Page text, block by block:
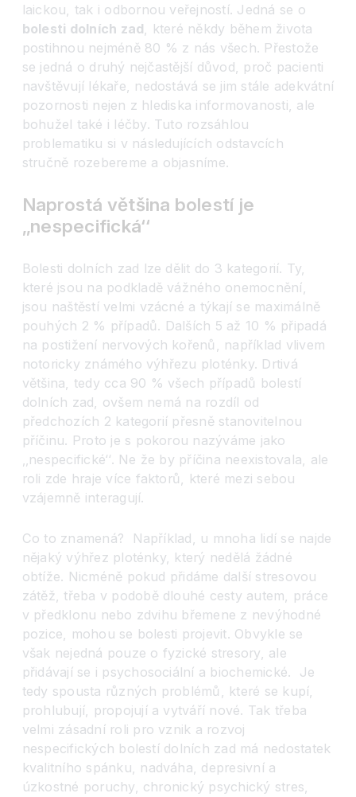
laickou, tak i odbornou veřejností. Jedná se o
bolesti dolních zad , které někdy během života
postihnou nejméně 80 % z nás všech. Přestože
se jedná o druhý nejčastější důvod, proč pacienti
navštěvují lékaře, nedostává se jim stále adekvátní
pozornosti nejen z hlediska informovanosti, ale
bohužel také i léčby. Tuto rozsáhlou
problematiku si v následujících odstavcích
stručně rozebereme a objasníme.
Naprostá většina bolestí je
‚‚nespecifická‘‘
Bolesti dolních zad lze dělit do 3 kategorií. Ty,
které jsou na podkladě vážného onemocnění,
jsou naštěstí velmi vzácné a týkají se maximálně
pouhých 2 % případů. Dalších 5 až 10 % připadá
na postižení nervových kořenů, například vlivem
notoricky známého výhřezu ploténky. Drtivá
většina, tedy cca 90 % všech případů bolestí
dolních zad, ovšem nemá na rozdíl od
předchozích 2 kategorií přesně stanovitelnou
příčinu. Proto je s pokorou nazýváme jako
‚‚nespecifické‘‘. Ne že by příčina neexistovala, ale
roli zde hraje více faktorů, které mezi sebou
vzájemně interagují.
Co to znamená? Například, u mnoha lidí se najde
nějaký výhřez ploténky, který nedělá žádné
obtíže. Nicméně pokud přidáme další stresovou
zátěž, třeba v podobě dlouhé cesty autem, práce
v předklonu nebo zdvihu břemene z nevýhodné
pozice, mohou se bolesti projevit. Obvykle se
však nejedná pouze o fyzické stresory, ale
přidávají se i psychosociální a biochemické. Je
tedy spousta různých problémů, které se kupí,
prohlubují, propojují a vytváří nové. Tak třeba
velmi zásadní roli pro vznik a rozvoj
nespecifických bolestí dolních zad má nedostatek
kvalitního spánku, nadváha, depresivní a
úzkostné poruchy, chronický psychický stres,